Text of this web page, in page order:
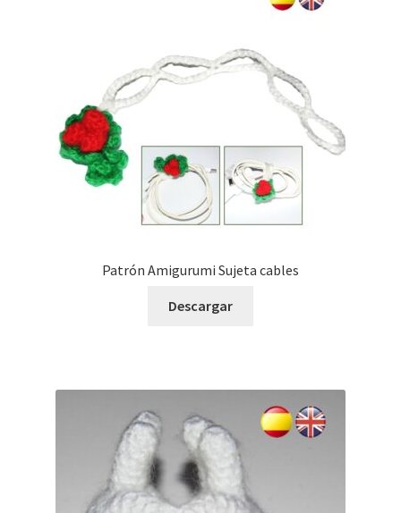
Patrón Amigurumi Sujeta cables
Descargar